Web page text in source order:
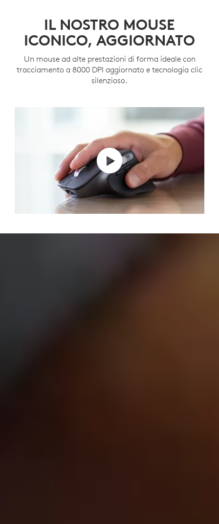
IL NOSTRO MOUSE
ICONICO, AGGIORNATO
Un mouse ad alte prestazioni di forma ideale con
tracciamento a 8000 DPI aggiornato e tecnologia clic
silenzioso.